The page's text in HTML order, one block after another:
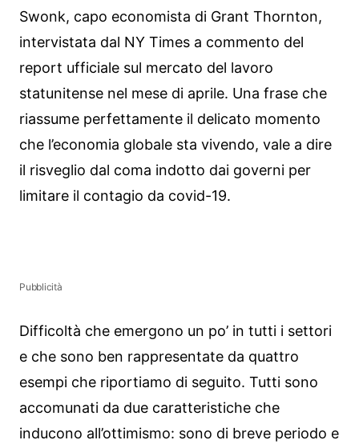
Swonk, capo economista di Grant Thornton,
intervistata dal NY Times a commento del
report ufficiale sul mercato del lavoro
statunitense nel mese di aprile. Una frase che
riassume perfettamente il delicato momento
che l’economia globale sta vivendo, vale a dire
il risveglio dal coma indotto dai governi per
limitare il contagio da covid-19.
Pubblicità
Difficoltà che emergono un po’ in tutti i settori
e che sono ben rappresentate da quattro
esempi che riportiamo di seguito. Tutti sono
accomunati da due caratteristiche che
inducono all’ottimismo: sono di breve periodo e